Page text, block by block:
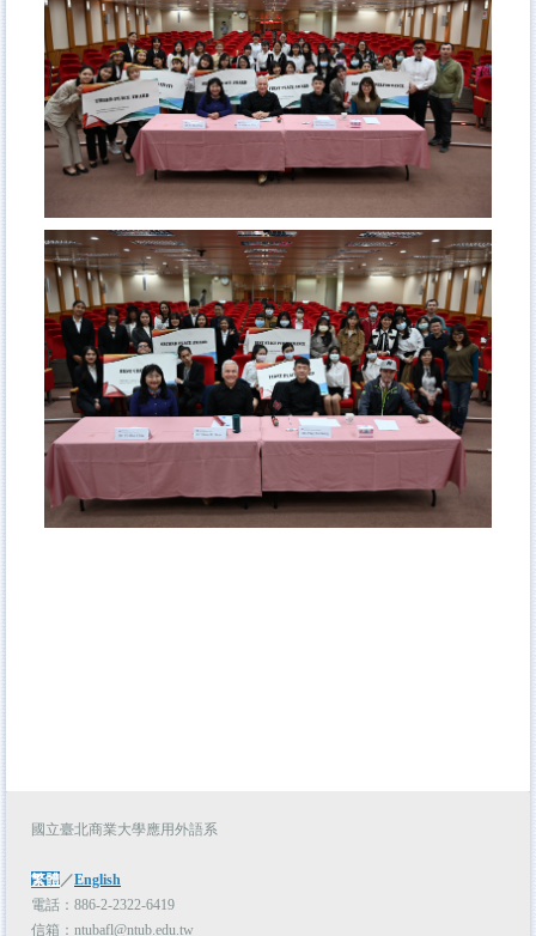
國立臺北商業大學應用外語系
繁體 ／English
電話：886-2-2322-6419
信箱：ntubafl@ntub.edu.tw